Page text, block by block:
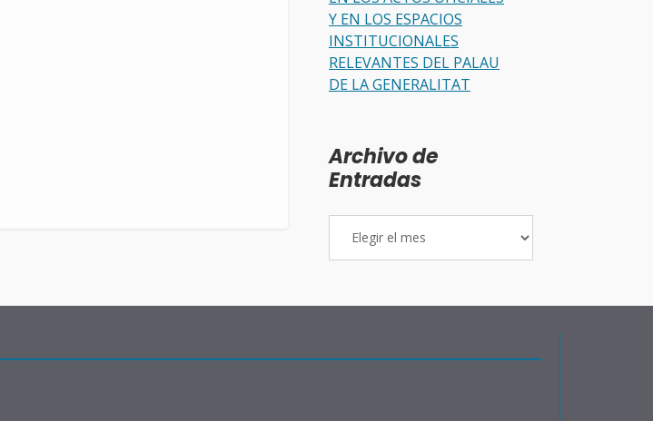
Y EN LOS ESPACIOS
INSTITUCIONALES
RELEVANTES DEL PALAU
DE LA GENERALITAT
Archivo de
Entradas